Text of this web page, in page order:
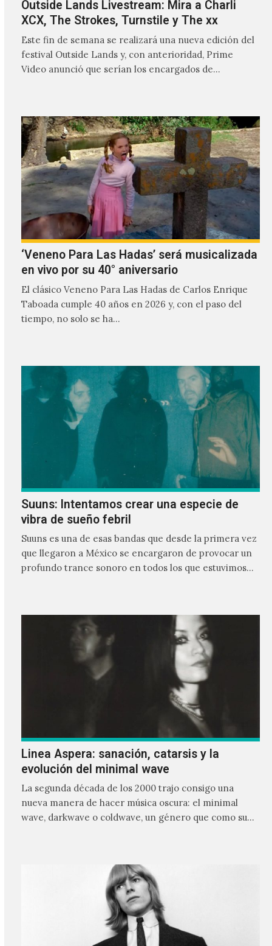
Outside Lands Livestream: Mira a Charli
XCX, The Strokes, Turnstile y The xx
Este fin de semana se realizará una nueva edición del
festival Outside Lands y, con anterioridad, Prime
Video anunció que serían los encargados de
‘Veneno Para Las Hadas’ será musicalizada
en vivo por su 40° aniversario
El clásico Veneno Para Las Hadas de Carlos Enrique
Taboada cumple 40 años en 2026 y, con el paso del
tiempo, no solo se ha…
Suuns: Intentamos crear una especie de
vibra de sueño febril
Suuns es una de esas bandas que desde la primera vez
que llegaron a México se encargaron de provocar un
profundo trance sonoro en todos los que estuvimos
Linea Aspera: sanación, catarsis y la
evolución del minimal wave
La segunda década de los 2000 trajo consigo una
nueva manera de hacer música oscura: el minimal
wave, darkwave o coldwave, un género que como su